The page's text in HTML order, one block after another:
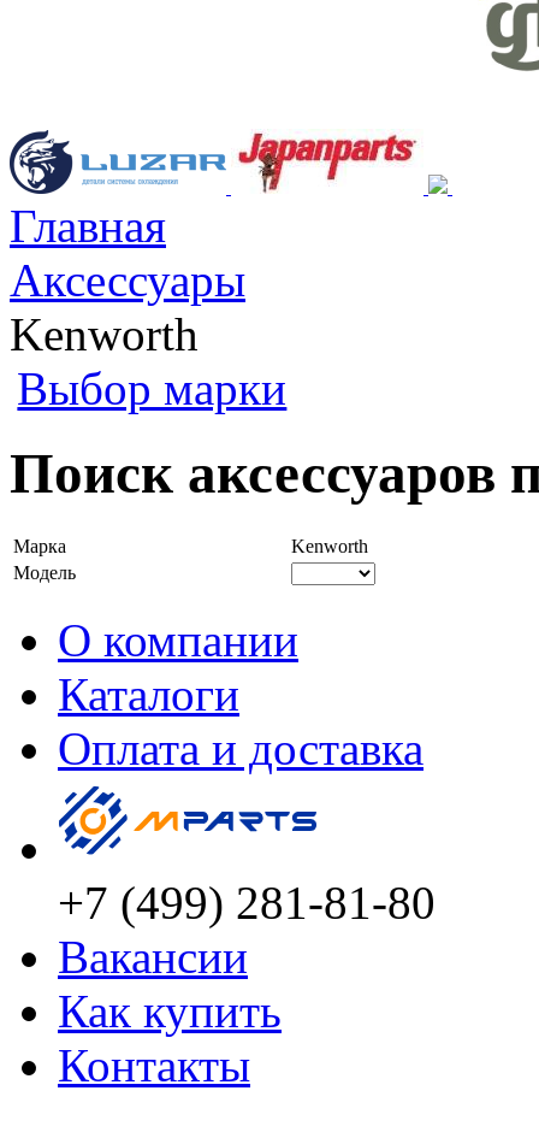
Главная
Аксессуары
Kenworth
Выбор марки
Поиск
Марка
Kenworth
Модель
О компании
Каталоги
Оплата и доставка
+7 (499) 281-81-80
Вакансии
Как купить
Контакты